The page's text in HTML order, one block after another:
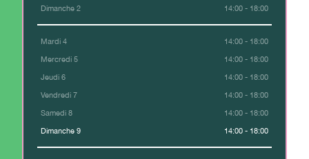
Dimanche 2 14:00 - 18:00
Mardi 4 14:00 - 18:00
Mercredi 5 14:00 - 18:00
Jeudi 6 14:00 - 18:00
Vendredi 7 14:00 - 18:00
Samedi 8 14:00 - 18:00
Dimanche 9 14:00 - 18:00